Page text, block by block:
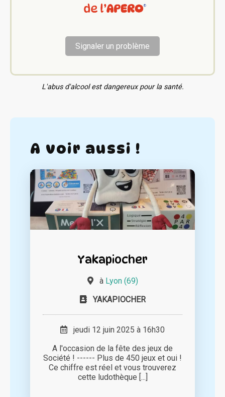
Signaler un problème
L'abus d'alcool est dangereux pour la santé.
A voir aussi !
Yakapiocher
à Lyon (69)
YAKAPIOCHER
jeudi 12 juin 2025 à 16h30
A l'occasion de la fête des jeux de
Société ! ------ Plus de 450 jeux et oui !
Ce chiffre est réel et vous trouverez
cette ludothèque [...]